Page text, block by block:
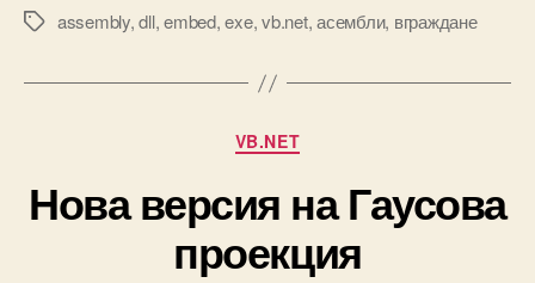
Tagsassembly,dll,embed,exe,vb.net,асембли, вграждане
Categories
VB.NET
Нова версия на Гаусова
проекция